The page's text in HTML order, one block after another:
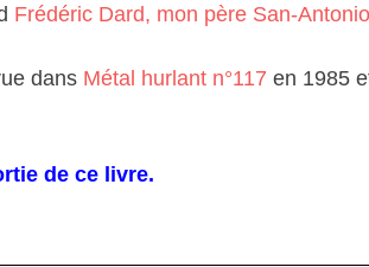
Frédéric Dard, mon père San-Antonio
dans Métal hurlant n°117 en 1985
de ce livre.